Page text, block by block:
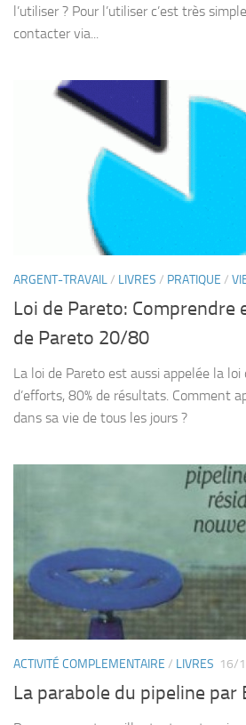
l’utiliser ? Pour l’utiliser c’est très
contacter via...
ARGENT-TRAVAIL/ LIVRES / PRATIQUE /
Loi de Pareto: Comprendre
de Pareto 20/80
La loi de Pareto est aussi appelée la
d’efforts, 80% de résultats. Comment
dans sa vie de tous les jours ?
ACTIVITÉ COMPLEMENTAIRE / LIVRES 16/
La parabole du pipeline par